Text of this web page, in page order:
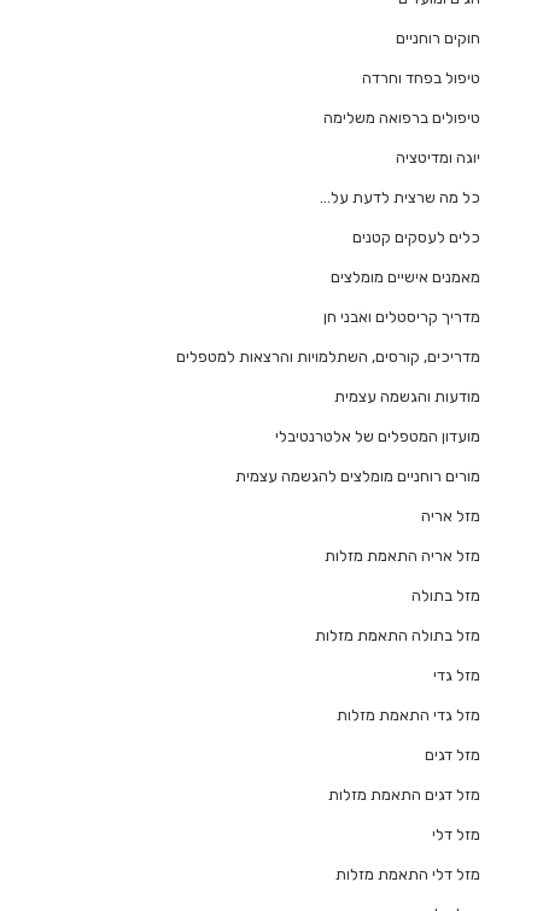
חוקים רוחניים
טיפול בפחד וחרדה
טיפולים ברפואה משלימה
יוגה ומדיטציה
כל מה שרצית לדעת על…
כלים לעסקים קטנים
מאמנים אישיים מומלצים
מדריך קריסטלים ואבני חן
מדריכים, קורסים, השתלמויות והרצאות למטפלים
מודעות והגשמה עצמית
מועדון המטפלים של אלטרנטיבלי
מורים רוחניים מומלצים להגשמה עצמית
מזל אריה
מזל אריה התאמת מזלות
מזל בתולה
מזל בתולה התאמת מזלות
מזל גדי
מזל גדי התאמת מזלות
מזל דגים
מזל דגים התאמת מזלות
מזל דלי
מזל דלי התאמת מזלות